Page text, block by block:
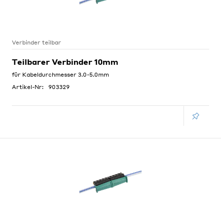
Verbinder teilbar
Teilbarer Verbinder 10mm
für Kabeldurchmesser 3.0-5.0mm
Artikel-Nr:
903329